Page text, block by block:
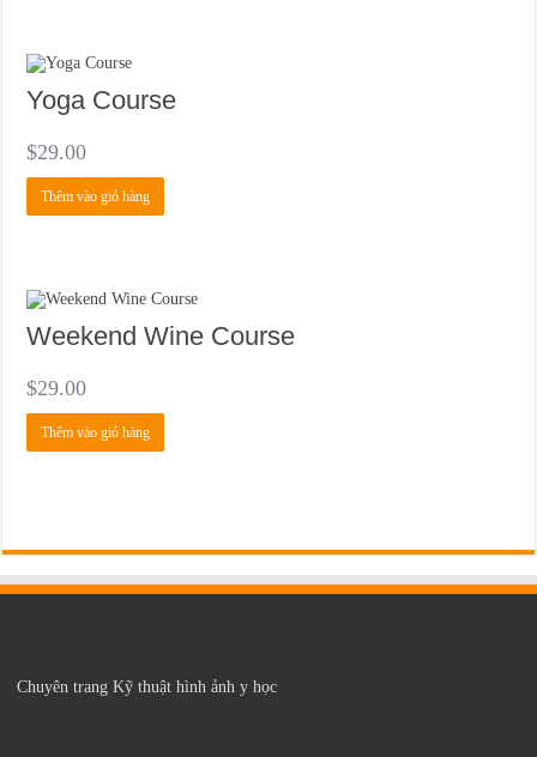
thể.
tùy
thể
được
chọn
trên
Yoga Course
$29.00
Thêm vào giỏ hàng
Weekend Wine Course
$29.00
Thêm vào giỏ hàng
Chuyên trang Kỹ thuật hình ảnh y học